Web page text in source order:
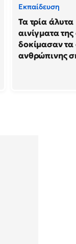
Εκπαίδευση
Τα τρία
αινίγματα
δοκίμασαν τα
ανθρώπινης